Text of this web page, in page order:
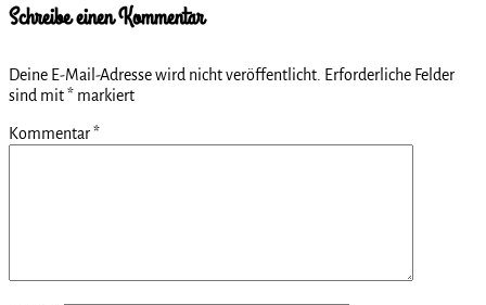
Schreibe einen Kommentar
Deine E-Mail-Adresse wird nicht veröffentlicht. Erforderliche Felder
sind mit* markiert
Kommentar*